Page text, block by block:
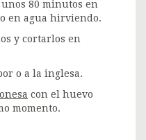
80 minutos en
en agua hirviendo.
y cortarlos en
o a la inglesa.
con el huevo
momento.